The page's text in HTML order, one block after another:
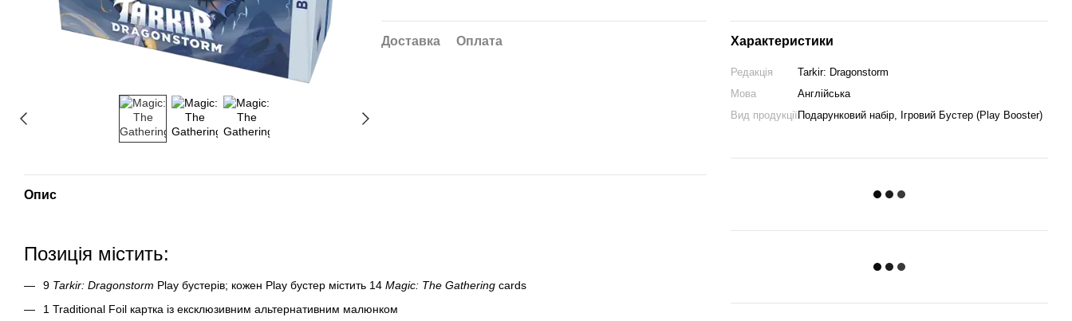
Доставка Оплата Характеристики
Редакція
Tarkir: Dragonstorm
Мова
Англійська
Вид продукціїПодарунковий набір, Ігровий Бустер (Play Booster)
Опис
Позиція містить:
9 Tarkir: Dragonstorm Play бустерів; кожен Play бустер містить 14 Magic: The Gathering cards
1 Traditional Foil картка із ексклюзивним альтернативним малюнком